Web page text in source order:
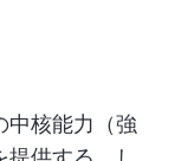
中核能力（強